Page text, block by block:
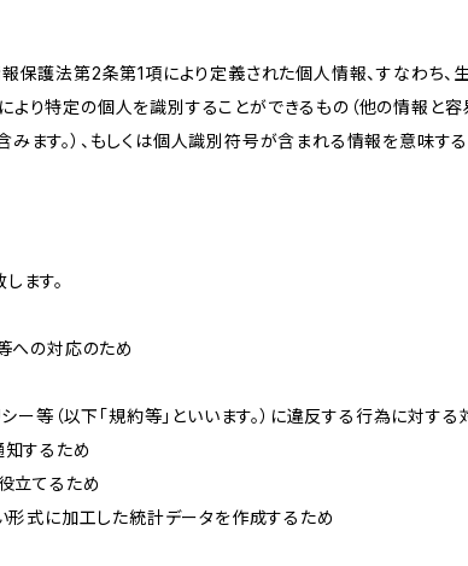
保護法第2条第1項により定義された個人情報、すなわち
り特定の個人を識別することができるもの（他の情報と容
ます。）、もしくは個人識別符号が含まれる情報を意味する
ます。
への対応のため
ー等（以下「規約等」といいます。）に違反する行為に対す
知するため
立てるため
形式に加工した統計データを作成するため